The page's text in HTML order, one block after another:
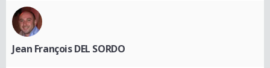
Jean François DEL SORDO